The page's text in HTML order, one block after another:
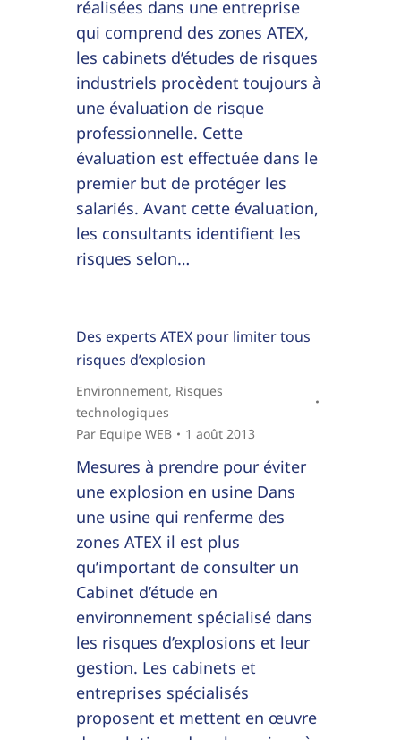
réalisées dans une entreprise
qui comprend des zones ATEX,
les cabinets d’études de risques
industriels procèdent toujours à
une évaluation de risque
professionnelle. Cette
évaluation est effectuée dans le
premier but de protéger les
salariés. Avant cette évaluation,
les consultants identifient les
risques selon…
Des experts ATEX pour limiter tous
risques d’explosion
Environnement, Risques
technologiques
Par Equipe WEB 1 août 2013
Mesures à prendre pour éviter
une explosion en usine Dans
une usine qui renferme des
zones ATEX il est plus
qu’important de consulter un
Cabinet d’étude en
environnement spécialisé dans
les risques d’explosions et leur
gestion. Les cabinets et
entreprises spécialisés
proposent et mettent en œuvre